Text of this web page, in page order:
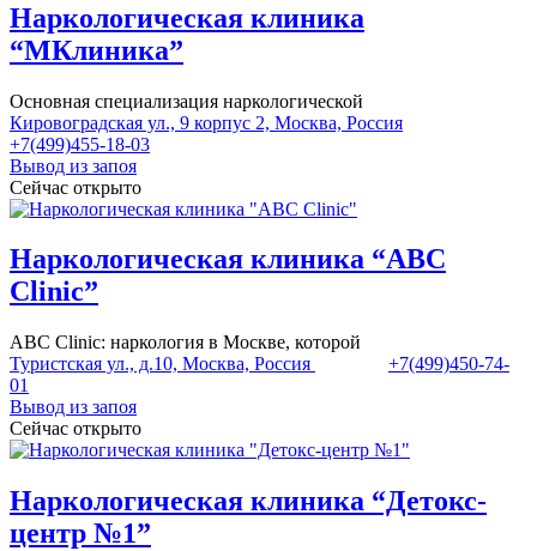
Наркологическая клиника
“МКлиника”
Основная специализация наркологической
Кировоградская ул., 9 корпус 2, Москва, Россия
+7(499)455-18-03
Вывод из запоя
Сейчас открыто
Наркологическая клиника “ABC
Clinic”
ABC Clinic: наркология в Москве, которой
Туристская ул., д.10, Москва, Россия
+7(499)450-74-
01
Вывод из запоя
Сейчас открыто
Наркологическая клиника “Детокс-
центр №1”